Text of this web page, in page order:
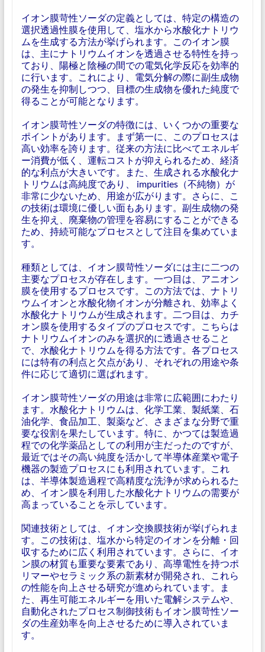
イオン膜苛性ソーダの定義としては、特定の構造の
選択透過性膜を使用して、塩水から水酸化ナトリウ
ムを生成する方法が挙げられます。このイオン膜
は、主にナトリウムイオンを透過させる特性を持っ
ており、陽極と陰極の間での電気化学反応を効率的
に行います。これにより、電気分解の際に副生成物
の発生を抑制しつつ、目標の生成物を優れた純度で
得ることが可能となります。
イオン膜苛性ソーダの特徴には、いくつかの重要な
ポイントがあります。まず第一に、このプロセスは
高い効率を誇ります。従来の方法に比べてエネルギ
ー消費が低く、運転コストが抑えられるため、経済
的な利点が大きいです。また、生成される水酸化ナ
トリウムは高純度であり、 impurities（不純物）が
非常に少ないため、用途が広がります。さらに、こ
の技術は環境に優しい面もあります。副生成物の発
生を抑え、廃棄物の管理を容易にすることができる
ため、持続可能なプロセスとして注目を集めていま
す。
種類としては、イオン膜苛性ソーダには主に二つの
主要なプロセスが存在します。一つ目は、アニオン
膜を使用するプロセスです。この方法では、ナトリ
ウムイオンと水酸化物イオンが分離され、効率よく
水酸化ナトリウムが生成されます。二つ目は、カチ
オン膜を使用するタイプのプロセスです。こちらは
ナトリウムイオンのみを選択的に透過させること
で、水酸化ナトリウムを得る方法です。各プロセス
には特有の利点と欠点があり、それぞれの用途や条
件に応じて適切に選ばれます。
イオン膜苛性ソーダの用途は非常に広範囲にわたり
ます。水酸化ナトリウムは、化学工業、製紙業、石
油化学、食品加工、製薬など、さまざまな分野で重
要な役割を果たしています。特に、かつては製造過
程での化学薬品としての利用が主だったのですが、
最近ではその高い純度を活かして半導体産業や電子
機器の製造プロセスにも利用されています。これ
は、半導体製造過程で高精度な洗浄が求められるた
め、イオン膜を利用した水酸化ナトリウムの需要が
高まっていることを示しています。
関連技術としては、イオン交換膜技術が挙げられま
す。この技術は、塩水から特定のイオンを分離・回
収するために広く利用されています。さらに、イオ
ン膜の材質も重要な要素であり、高導電性を持つポ
リマーやセラミック系の新素材が開発され、これら
の性能を向上させる研究が進められています。ま
た、再生可能エネルギーを用いた電解システムや、
自動化されたプロセス制御技術もイオン膜苛性ソー
ダの生産効率を向上させるために導入されていま
す。